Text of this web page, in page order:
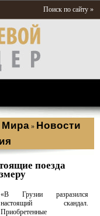
Поиск по сайту »
Мира » Новости
поезда
«В Грузии разразился
настоящий скандал.
Приобретенные